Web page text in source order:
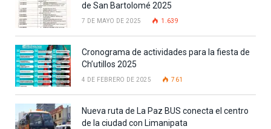
de San Bartolomé 2025
7 DE MAYO DE 2025 1.639
Cronograma de actividades para la fiesta de
Ch’utillos 2025
4 DE FEBRERO DE 2025 761
Nueva ruta de La Paz BUS conecta el centro
de la ciudad con Limanipata